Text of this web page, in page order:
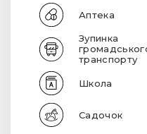
Аптека
Зупинка
транспорту
Школа
Садочок